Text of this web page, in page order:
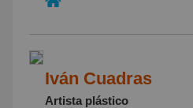
Iván Cuadras
Artista plástico